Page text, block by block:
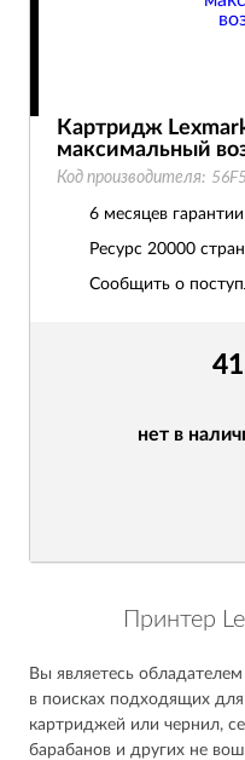
нет в
Картридж
максимальный
Код производителя:
6 месяцев гарантии
Ресурс 20000
Сообщить о
Принтер
Вы являетесь
в поисках подходящих
картриджей или чернил,
барабанов и других не